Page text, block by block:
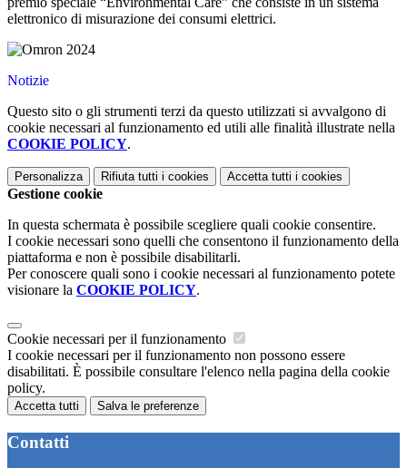
elettronico di misurazione dei consumi elettrici.
Notizie
Questo sito o gli strumenti terzi da questo utilizzati si avvalgono di
cookie necessari al funzionamento ed utili alle finalità illustrate nella
COOKIE POLICY.
Personalizza Rifiuta tutti i cookies Accetta tutti i cookies
Gestione cookie
In questa schermata è possibile scegliere quali cookie consentire.
I cookie necessari sono quelli che consentono il funzionamento della
piattaforma e non è possibile disabilitarli.
Per conoscere quali sono i cookie necessari al funzionamento potete
visionare la COOKIE POLICY.
Cookie necessari per il funzionamento
I cookie necessari per il funzionamento non possono essere
disabilitati. È possibile consultare l'elenco nella pagina della cookie
policy.
Accetta tutti Salva le preferenze
Contatti